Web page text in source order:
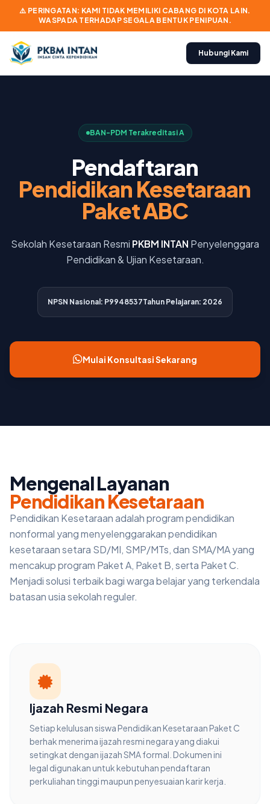
⚠️ PERINGATAN: KAMI TIDAK MEMILIKI CABANG DI KOTA LAIN.
WASPADA TERHADAP SEGALA BENTUK PENIPUAN.
Hubungi Kami
BAN-PDM Terakreditasi A
Pendaftaran
Pendidikan Kesetaraan
Paket ABC
Sekolah Kesetaraan Resmi PKBM INTAN Penyelenggara
Pendidikan & Ujian Kesetaraan.
NPSN Nasional: P9948537Tahun Pelajaran: 2026
Mulai Konsultasi Sekarang
Mengenal Layanan
Pendidikan Kesetaraan
Pendidikan Kesetaraan adalah program pendidikan
nonformal yang menyelenggarakan pendidikan
kesetaraan setara SD/MI, SMP/MTs, dan SMA/MA yang
mencakup program Paket A, Paket B, serta Paket C.
Menjadi solusi terbaik bagi warga belajar yang terkendala
batasan usia sekolah reguler.
Ijazah Resmi Negara
Setiap kelulusan siswa Pendidikan Kesetaraan Paket C
berhak menerima ijazah resmi negara yang diakui
setingkat dengan ijazah SMA formal. Dokumen ini
legal digunakan untuk kebutuhan pendaftaran
perkuliahan tinggi maupun penyesuaian karir kerja.